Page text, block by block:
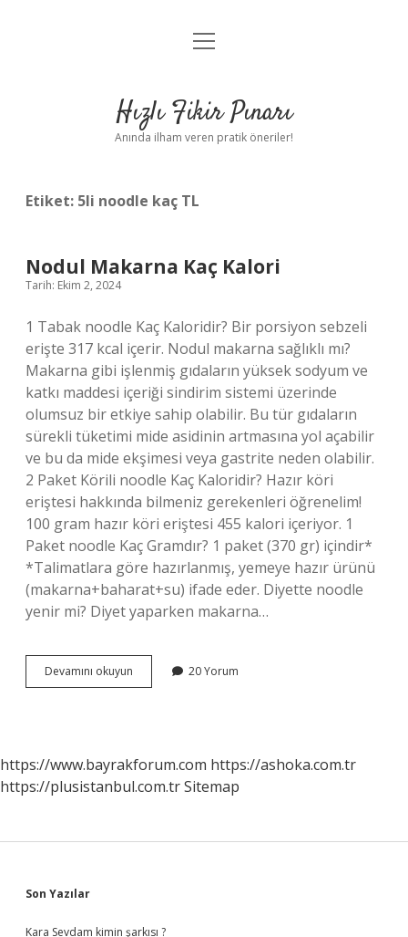
Anasayfa
Yasal Uyarı
menüyü
Hızlı Fikir Pınarı
Anında ilham veren pratik öneriler!
Etiket: 5li noodle kaç TL
Nodul Makarna Kaç Kalori
Tarih: Ekim 2, 2024
1 Tabak noodle Kaç Kaloridir? Bir porsiyon sebzeli
erişte 317 kcal içerir. Nodul makarna sağlıklı mı?
Makarna gibi işlenmiş gıdaların yüksek sodyum ve
katkı maddesi içeriği sindirim sistemi üzerinde
olumsuz bir etkiye sahip olabilir. Bu tür gıdaların
sürekli tüketimi mide asidinin artmasına yol açabilir
ve bu da mide ekşimesi veya gastrite neden olabilir.
2 Paket Körili noodle Kaç Kaloridir? Hazır köri
eriştesi hakkında bilmeniz gerekenleri öğrenelim!
100 gram hazır köri eriştesi 455 kalori içeriyor. 1
Paket noodle Kaç Gramdır? 1 paket (370 gr) içindir*
*Talimatlara göre hazırlanmış, yemeye hazır ürünü
(makarna+baharat+su) ifade eder. Diyette noodle
yenir mi? Diyet yaparken makarna…
Devamını okuyun
Makarna
20 Yorum
https://www.bayrakforum.com https://ashoka.com.tr
https://plusistanbul.com.trSitemap
Sidebar
Son Yazılar
Kara Sevdam kimin şarkısı ?